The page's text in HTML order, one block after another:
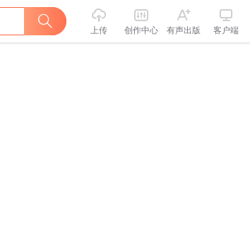
上传 创作中心 有声出版 客户端